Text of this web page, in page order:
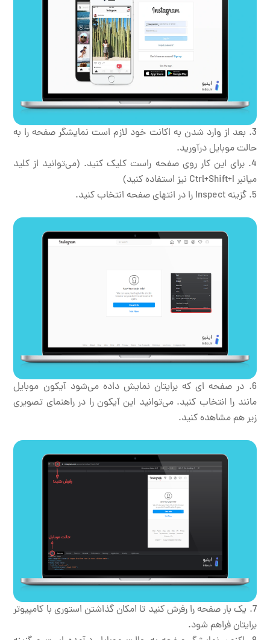
بعد از وارد شدن به اکانت خود لازم است نمایشگر صفحه را به
حالت موبایل درآورید.
برای این کار روی صفحه راست کلیک کنید. (می‌توانید از کلید
میانبر Ctrl+Shift+I نیز استفاده کنید)
گزینه Inspect را در انتهای صفحه انتخاب کنید.
در صفحه ای که برایتان نمایش داده می‌شود آیکون موبایل
مانند را انتخاب کنید. می‌توانید این آیکون را در راهنمای تصویری
زیر هم مشاهده کنید.
یک بار صفحه را رفرش کنید تا امکان گذاشتن استوری با کامپیوتر
برایتان فراهم شود.